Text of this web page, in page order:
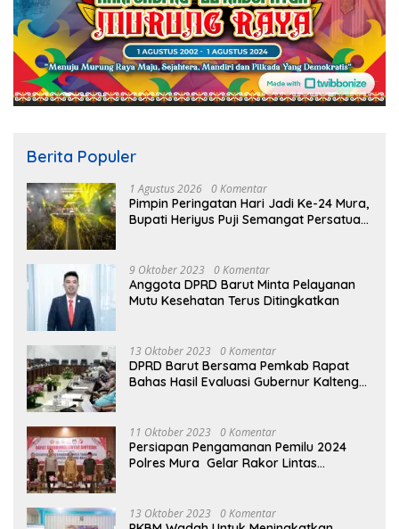
Berita Populer
1 Agustus 2026 0 Komentar
Pimpin Peringatan Hari Jadi Ke-24 Mura,
Bupati Heriyus Puji Semangat Persatuan
9 Oktober 2023 0 Komentar
Anggota DPRD Barut Minta Pelayanan
Mutu Kesehatan Terus Ditingkatkan
13 Oktober 2023 0 Komentar
DPRD Barut Bersama Pemkab Rapat
Bahas Hasil Evaluasi Gubernur Kalteng
11 Oktober 2023 0 Komentar
Persiapan Pengamanan Pemilu 2024
Polres Mura Gelar Rakor Lintas
13 Oktober 2023 0 Komentar